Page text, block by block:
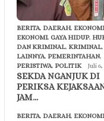
BERITA, DAERAH, EKONOMI
EKONOMI, GAYA HIDUP,
DAN KRIMINAL, KRIMINAL,
LAINNYA, PEMERINTAHAN,
PERISTIWA, POLITIK Juli
SEKDA NGANJUK DI
PERIKSA
JAM…
BERITA, DAERAH, EKONOMI